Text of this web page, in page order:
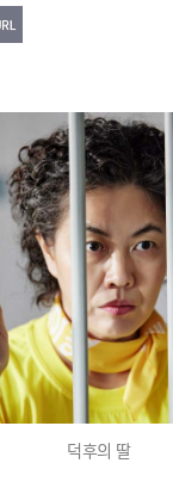
덕후의 딸